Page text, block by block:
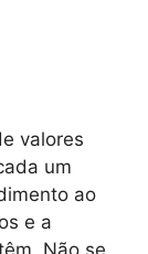
valores
um
ao
e a
Não se